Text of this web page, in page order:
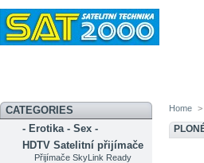
CATEGORIES
- Erotika - Sex -
HDTV Satelitní přijímače
Přijímače SkyLink Ready
Home >